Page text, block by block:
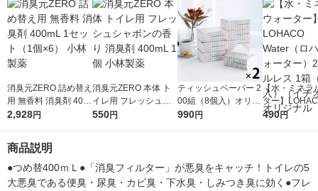
消臭元ZERO 詰め替え
用 無香料 消臭剤 400
mL 1セット（1個×6）
2,928円
消臭元ZERO 本体 ト
イレ用 フレッシュシ
ャボンの香り 消臭剤
550円
ティッシュペーパー 2
00組（8個入）オリジ
ナルソフトパックティ
チオシ） オリジナル
990円
【水・ミネラ
ター】
r（ロハコウ
490円
商品説明
●つめ替400ｍＬ●「消臭フィルター」が悪臭をキャッチ！トイレの5
大悪臭である便臭・尿臭・カビ臭・下水臭・しみつき臭に効く●フレ